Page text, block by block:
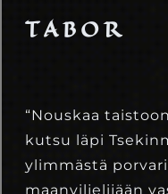
TABOR
“Nouskaa
kutsu läpi
ylimmästä
maanviljelijään